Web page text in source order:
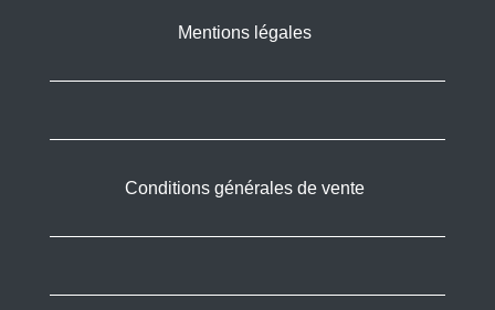
Mentions légales
Conditions générales de vente